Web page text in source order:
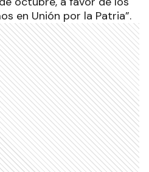
en Unión por la Patria”.